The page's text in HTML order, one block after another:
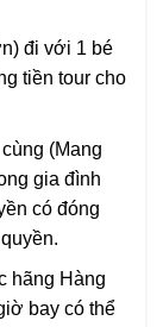
đi với 1 bé
tiền tour cho
(Mang
gia đình
có đóng
hãng Hàng
bay có thể